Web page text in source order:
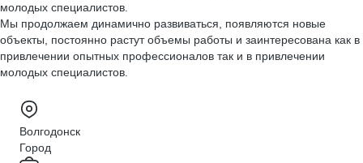
молодых специалистов.
Мы продолжаем динамично развиваться, появляются новые
объекты, постоянно растут объемы работы и заинтересована как в
привлечении опытных профессионалов так и в привлечении
молодых специалистов.
Волгодонск
Город